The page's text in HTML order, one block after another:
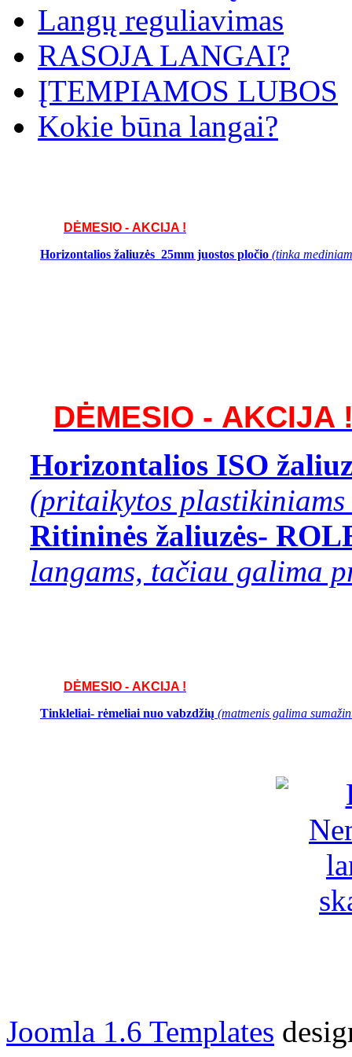
Langų reguliavimas
RASOJA LANGAI?
ĮTEMPIAMOS LUBOS
Kokie būna langai?
DĖMESIO - AKCIJA !
Horizontalios žaliuzės 25mm juostos pločio (tinka
DĖMESIO - AKCIJA
Horizontalios ISO
(pritaikytos plastikiniams
Ritininės žaliuzės-
langams, tačiau galima
DĖMESIO - AKCIJA !
Tinkleliai- rėmeliai nuo vabzdžių (matmenis galima
Joomla 1.6 Templates